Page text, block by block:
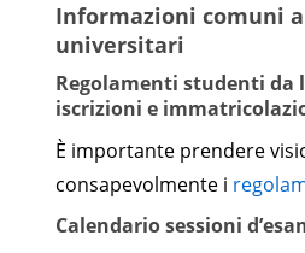
2° Anno
di Corso
IIET-01/A
06/A
ENERGETICI
07/A
FISICA
Informazioni comuni
universitari
Regolamenti studenti da
iscrizioni e
È importante prendere
consapevolmente i
Calendario sessioni